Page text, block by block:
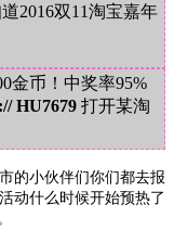
2016双11淘宝嘉年
金币！中奖率95%
HU7679 打开某淘
的小伙伴们你们都去报
动什么时候开始预热了
。